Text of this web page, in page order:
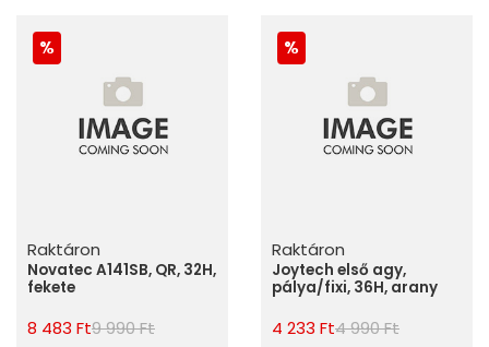
Raktáron
Novatec A141SB, QR, 32H,
fekete
8 483 Ft9 990 Ft
Raktáron
Joytech első agy,
pálya/fixi, 36H, arany
4 233 Ft4 990 Ft